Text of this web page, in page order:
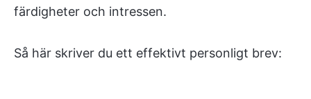
färdigheter och intressen.
Så här skriver du ett effektivt personligt brev: